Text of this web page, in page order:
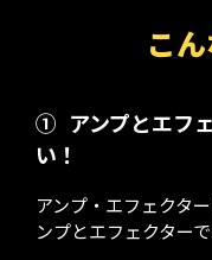
こ
① アンプとエフ
い！
アンプ・エフェクタ
ンプとエフェクター